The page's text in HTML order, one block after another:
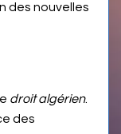
des nouvelles
droit algérien.
des